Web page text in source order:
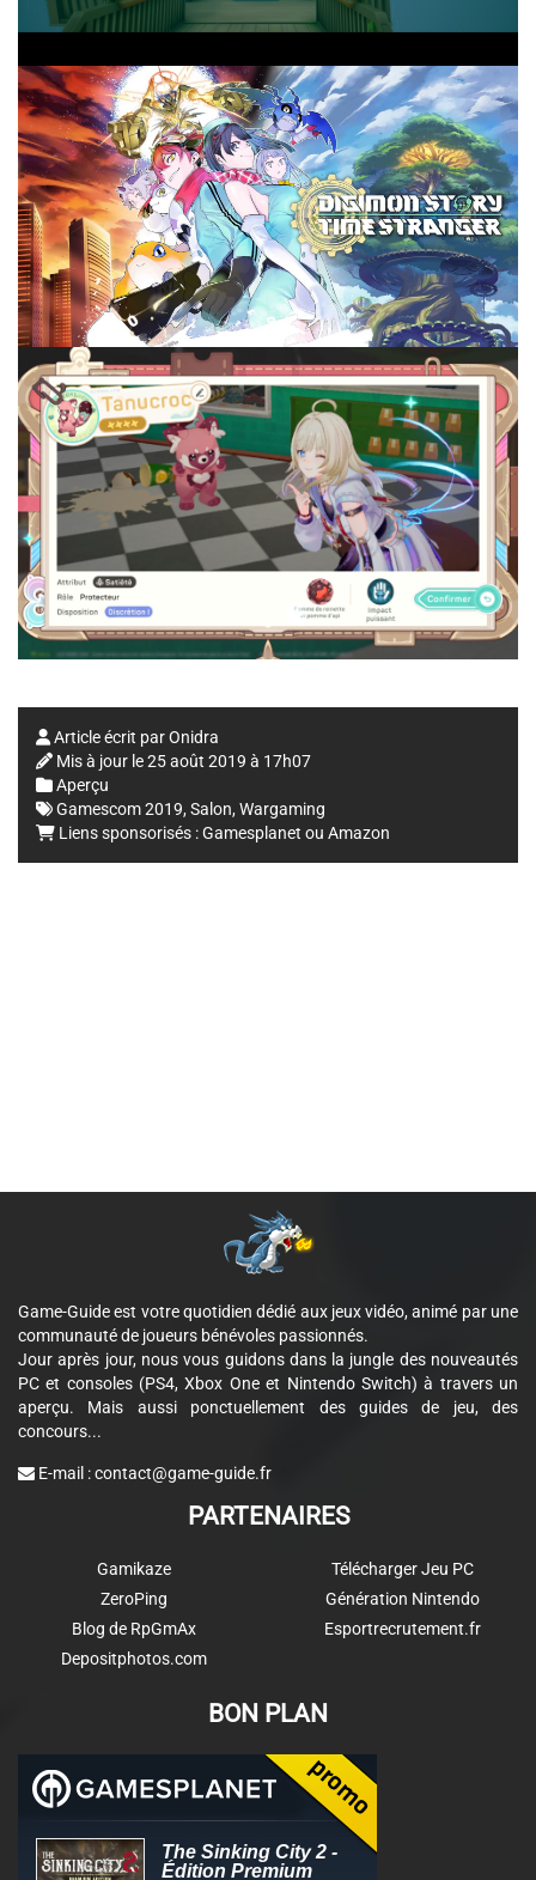
Article écrit parOnidra
Mis à jour le25 août 2019 à 17h07
Aperçu
Gamescom 2019, Salon, Wargaming
Liens sponsorisés :Gamesplanet ou Amazon
Game-Guide est votre quotidien dédié aux jeux vidéo, animé par une
communauté de joueurs bénévoles passionnés.
Jour après jour, nous vous guidons dans la jungle des nouveautés
PC et consoles (PS4, Xbox One et Nintendo Switch) à travers un
aperçu. Mais aussi ponctuellement des guides de jeu, des
concours...
E-mail :contact@game-guide.fr
PARTENAIRES
Gamikaze
ZeroPing
Blog de RpGmAx
Depositphotos.com
Télécharger Jeu PC
Génération Nintendo
Esportrecrutement.fr
BON PLAN